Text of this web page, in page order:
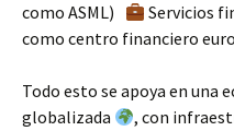
como ASML)
Servicios
como centro financiero
Todo esto se apoya en una
globalizada
, con